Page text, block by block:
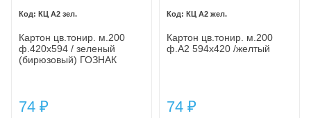
КЦ А2 зел.
Картон цв.тонир. м.200
ф.420х594 / зеленый
(бирюзовый) ГОЗНАК
74 ₽
КЦ А2 жел.
Картон цв.тонир. м.200
ф.А2 594х420 /желтый
74 ₽